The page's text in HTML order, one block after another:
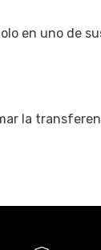
en uno de
la